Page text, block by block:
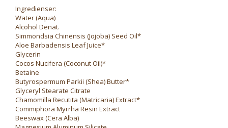
Ingredienser:
Water (Aqua)
Alcohol Denat.
Simmondsia Chinensis (Jojoba) Seed Oil*
Aloe Barbadensis Leaf Juice*
Glycerin
Cocos Nucifera (Coconut Oil)*
Betaine
Butyrospermum Parkii (Shea) Butter*
Glyceryl Stearate Citrate
Chamomilla Recutita (Matricaria) Extract*
Commiphora Myrrha Resin Extract
Beeswax (Cera Alba)